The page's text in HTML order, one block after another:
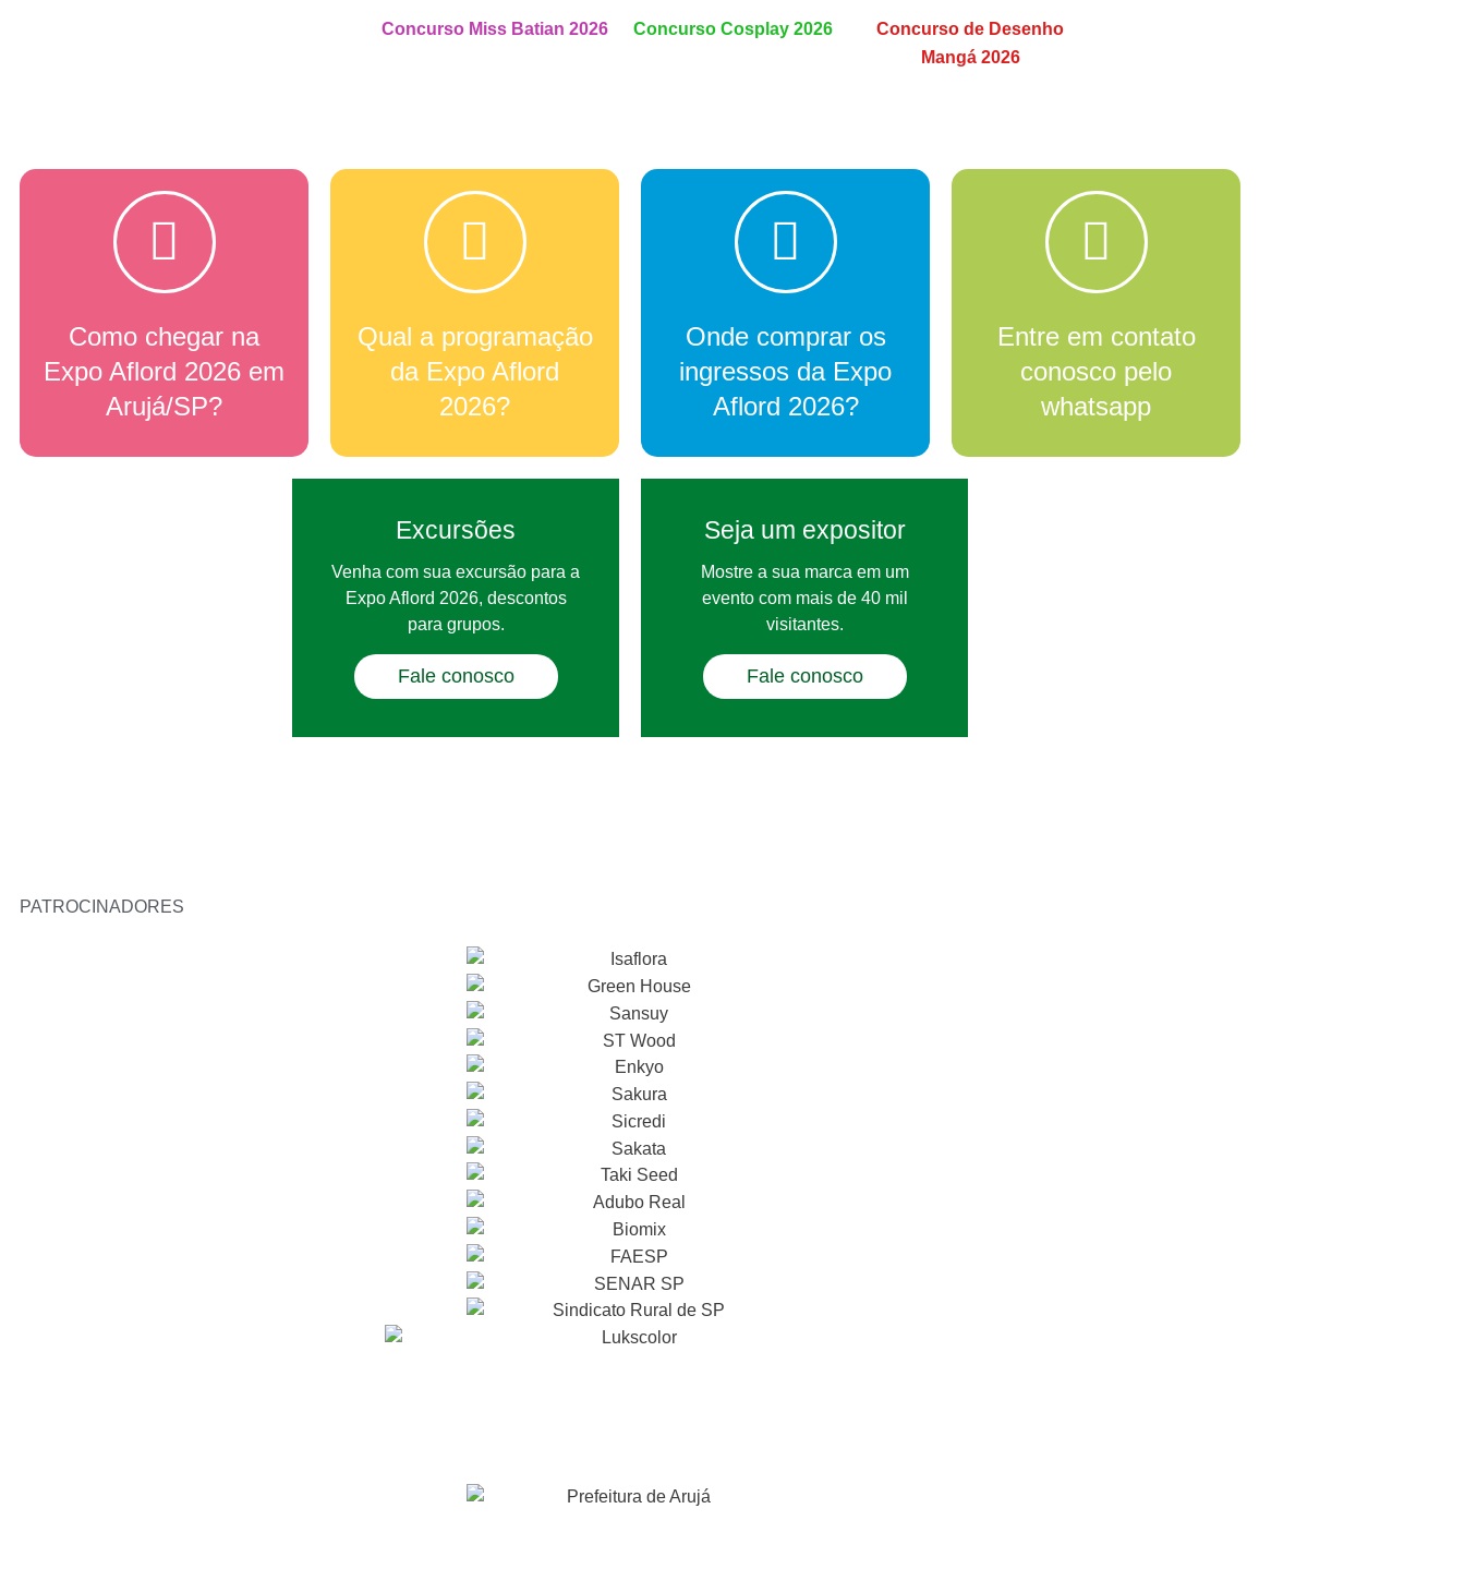
Concurso Miss Batian 2026 Concurso Cosplay 2026
Concurso de Desenho
Mangá 2026
Como chegar na
Expo Aflord 2026 em
Arujá/SP?
Qual a programação
da Expo Aflord
2026?
Onde comprar os
ingressos da Expo
Aflord 2026?
Entre em contato
conosco pelo
whatsapp
Excursões
Venha com sua excursão para a
Expo Aflord 2026, descontos
para grupos.
Fale conosco
Seja um expositor
Mostre a sua marca em um
evento com mais de 40 mil
visitantes.
Fale conosco
PATROCINADORES